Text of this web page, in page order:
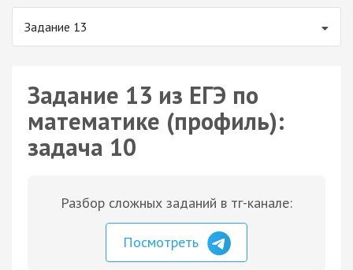
Задание 13
Задание 13 из ЕГЭ по
математике (профиль):
задача 10
Разбор сложных заданий в тг-канале:
Посмотреть